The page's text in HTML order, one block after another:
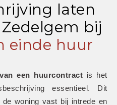
laten
bij
einde huur
een huurcontract is het
essentieel. Dit
woning vast bij intrede en